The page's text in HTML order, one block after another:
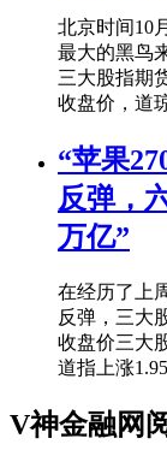
北京时间10
最大的黑鸟
三大股指期
收盘价，道
“苹果
反弹，
万亿”
在经历了上
反弹，三大
收盘价三大
道指上涨
V神金融网